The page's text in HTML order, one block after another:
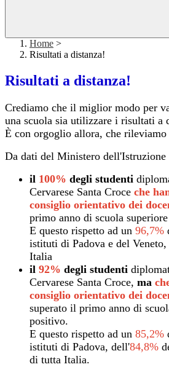
Home >
Risultati a distanza!
Risultati a distanza!
Crediamo che il miglior modo per
una scuola sia utilizzare i risultati a
È con orgoglio allora, che rileviamo
Da dati del Ministero
il 100% degli studenti
Cervarese Santa Croce che
consiglio orientativo dei
primo anno di scuola
E questo rispetto ad un 96,7%
istituti di Padova e del Veneto,
Italia
il 92% degli studenti
Cervarese Santa Croce, ma
consiglio orientativo dei
superato il primo anno di
positivo.
E questo rispetto ad un 85,2%
istituti di Padova, dell'84,8%
di tutta Italia.